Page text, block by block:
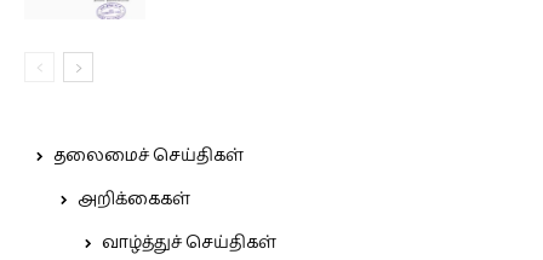
தலைமைச் செய்திகள்
அறிக்கைகள்
வாழ்த்துச் செய்திகள்